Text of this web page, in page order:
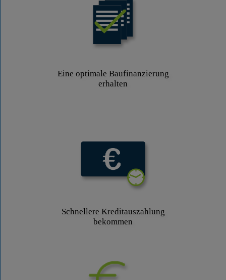
Eine optimale Baufinanzierung
erhalten
Schnellere Kreditauszahlung
bekommen